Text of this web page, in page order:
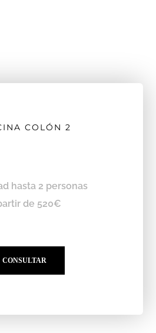
COLÓN 2
hasta 2 personas
de 520€
CONSULTAR